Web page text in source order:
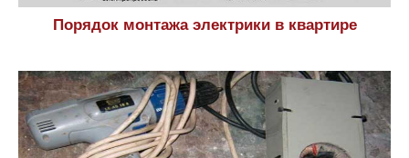
Порядок монтажа электрики в квартире